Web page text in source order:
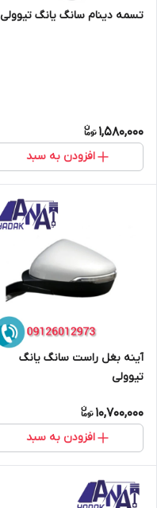
تسمه دینام سانگ یانگ تیوولی
1,580,000
افزودن به سبد
آینه بغل راست سانگ یانگ
تیوولی
10,700,000
افزودن به سبد